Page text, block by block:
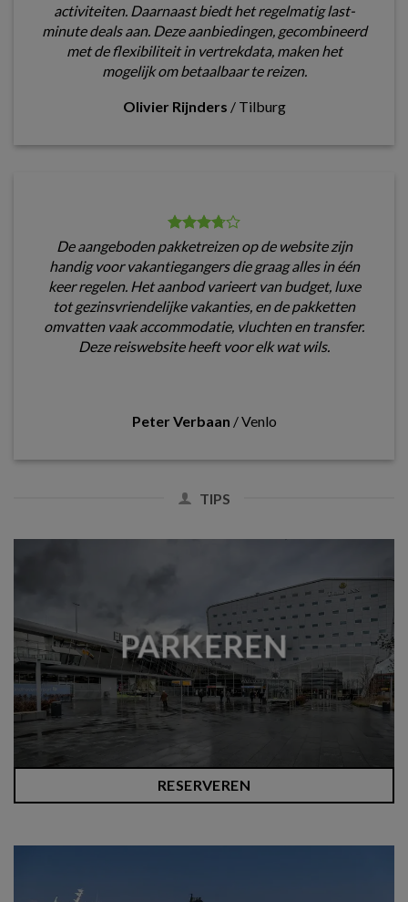
activiteiten. Daarnaast biedt het regelmatig last-
minute deals aan. Deze aanbiedingen, gecombineerd
met de flexibiliteit in vertrekdata, maken het
mogelijk om betaalbaar te reizen.
Olivier Rijnders / Tilburg
De aangeboden pakketreizen op de website zijn
handig voor vakantiegangers die graag alles in één
keer regelen. Het aanbod varieert van budget, luxe
tot gezinsvriendelijke vakanties, en de pakketten
omvatten vaak accommodatie, vluchten en transfer.
Deze reiswebsite heeft voor elk wat wils.
Peter Verbaan /Venlo
TIPS
PARKEREN
RESERVEREN